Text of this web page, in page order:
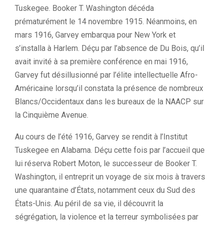
Tuskegee. Booker T. Washington décéda
prématurément le 14 novembre 1915. Néanmoins, en
mars 1916, Garvey embarqua pour New York et
s’installa à Harlem. Déçu par l’absence de Du Bois, qu’il
avait invité à sa première conférence en mai 1916,
Garvey fut désillusionné par l’élite intellectuelle Afro-
Américaine lorsqu’il constata la présence de nombreux
Blancs/Occidentaux dans les bureaux de la NAACP sur
la Cinquième Avenue.
Au cours de l’été 1916, Garvey se rendit à l’Institut
Tuskegee en Alabama. Déçu cette fois par l’accueil que
lui réserva Robert Moton, le successeur de Booker T.
Washington, il entreprit un voyage de six mois à travers
une quarantaine d’États, notamment ceux du Sud des
États-Unis. Au péril de sa vie, il découvrit la
ségrégation, la violence et la terreur symbolisées par